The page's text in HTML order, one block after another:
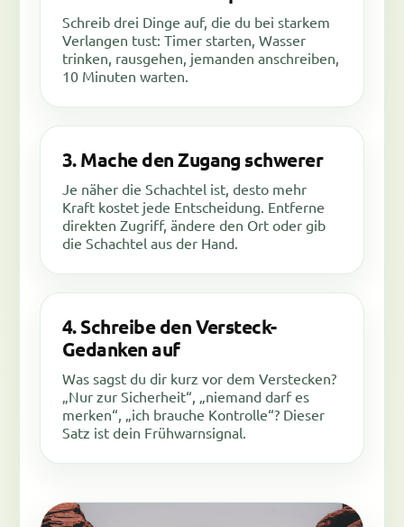
Schreib drei Dinge auf, die du bei starkem
Verlangen tust: Timer starten, Wasser
trinken, rausgehen, jemanden anschreiben,
10 Minuten warten.
3. Mache den Zugang schwerer
Je näher die Schachtel ist, desto mehr
Kraft kostet jede Entscheidung. Entferne
direkten Zugriff, ändere den Ort oder gib
die Schachtel aus der Hand.
4. Schreibe den Versteck-
Gedanken auf
Was sagst du dir kurz vor dem Verstecken?
„Nur zur Sicherheit“, „niemand darf es
merken“, „ich brauche Kontrolle“? Dieser
Satz ist dein Frühwarnsignal.